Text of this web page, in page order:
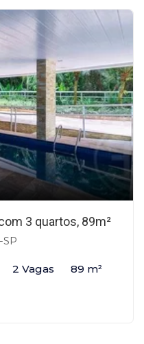
3 quartos, 89m²
2 Vagas 89 m²